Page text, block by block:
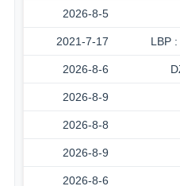
2026-8-5
2021-7-17
2026-8-6
2026-8-9
2026-8-8
2026-8-9
2026-8-6